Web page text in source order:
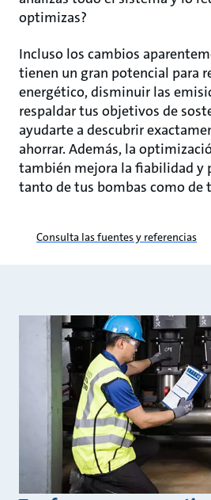
optimizas?​
Incluso los cambios
tienen un gran potencial para
energético, disminuir las
respaldar tus objetivos de
ayudarte a descubrir
ahorrar. Además, la
también mejora la fiabilidad y
tanto de tus bombas como de
Consulta las fuentes y referencias